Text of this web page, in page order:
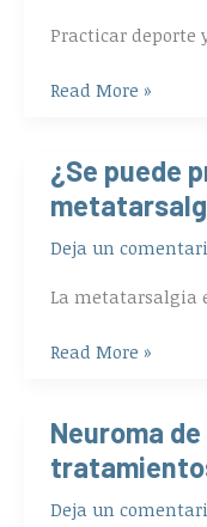
Practicar deporte
evitar
en
tobillo
Read More »
¿Se puede
Deja un
La metatarsalgia
¿Se
puede
prevenir
la
Read More »
Neuroma
Deja un
Neuroma
de
morton:
todos